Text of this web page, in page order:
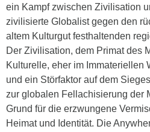
ein Kampf zwischen Zivilisation
zivilisierte Globalist gegen den
altem Kulturgut festhaltenden
Der Zivilisation, dem Primat des
Kulturelle, eher im Immateriellen
und ein Störfaktor auf dem
zur globalen Fellachisierung der
Grund für die erzwungene
Heimat und Identität. Die